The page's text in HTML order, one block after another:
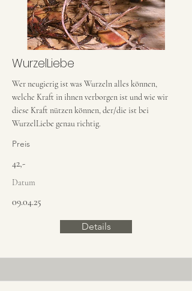
WurzelLiebe
Wer neugierig ist was Wurzeln alles können,
welche Kraft in ihnen verborgen ist und wie wir
diese Kraft nützen können, der/die ist bei
WurzelLiebe genau richtig.
Preis
42,-
Datum
09.04.25
Details